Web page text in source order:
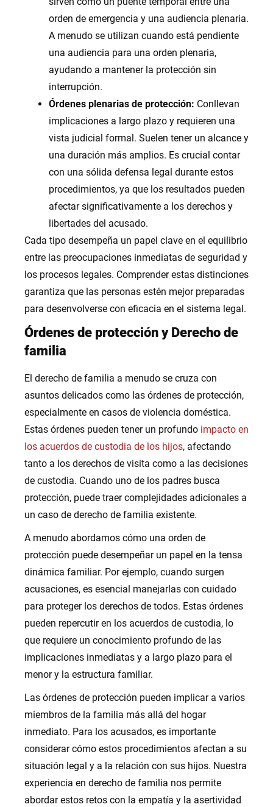
orden de emergencia y una audiencia plenaria.
A menudo se utilizan cuando está pendiente
una audiencia para una orden plenaria,
ayudando a mantener la protección sin
interrupción.
Órdenes plenarias de protección: Conllevan
implicaciones a largo plazo y requieren una
vista judicial formal. Suelen tener un alcance y
una duración más amplios. Es crucial contar
con una sólida defensa legal durante estos
procedimientos, ya que los resultados pueden
afectar significativamente a los derechos y
libertades del acusado.
Cada tipo desempeña un papel clave en el equilibrio
entre las preocupaciones inmediatas de seguridad y
los procesos legales. Comprender estas distinciones
garantiza que las personas estén mejor preparadas
para desenvolverse con eficacia en el sistema legal.
Órdenes de protección y Derecho de
familia
El derecho de familia a menudo se cruza con
asuntos delicados como las órdenes de protección,
especialmente en casos de violencia doméstica.
Estas órdenes pueden tener un profundo impacto en
los acuerdos de custodia de los hijos, afectando
tanto a los derechos de visita como a las decisiones
de custodia. Cuando uno de los padres busca
protección, puede traer complejidades adicionales a
un caso de derecho de familia existente.
A menudo abordamos cómo una orden de
protección puede desempeñar un papel en la tensa
dinámica familiar. Por ejemplo, cuando surgen
acusaciones, es esencial manejarlas con cuidado
para proteger los derechos de todos. Estas órdenes
pueden repercutir en los acuerdos de custodia, lo
que requiere un conocimiento profundo de las
implicaciones inmediatas y a largo plazo para el
menor y la estructura familiar.
Las órdenes de protección pueden implicar a varios
miembros de la familia más allá del hogar
inmediato. Para los acusados, es importante
considerar cómo estos procedimientos afectan a su
situación legal y a la relación con sus hijos. Nuestra
experiencia en derecho de familia nos permite
abordar estos retos con la empatía y la asertividad